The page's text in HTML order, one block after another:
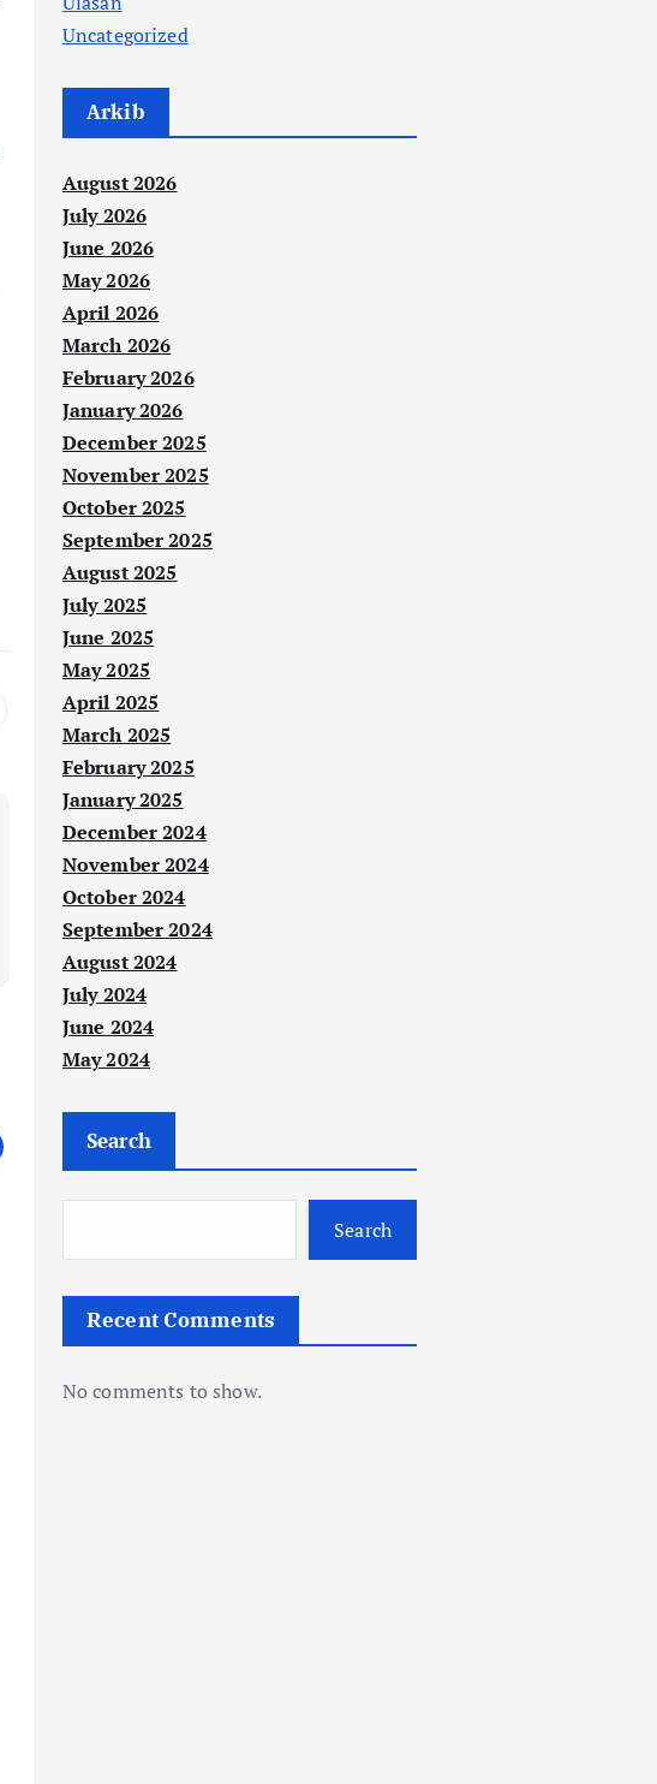
Uncategorized
Arkib
August 2026
July 2026
June 2026
May 2026
April 2026
March 2026
February 2026
January 2026
December 2025
November 2025
October 2025
September 2025
August 2025
July 2025
June 2025
May 2025
April 2025
March 2025
February 2025
January 2025
December 2024
November 2024
October 2024
September 2024
August 2024
July 2024
June 2024
May 2024
Search
Search
Recent Comments
No comments to show.